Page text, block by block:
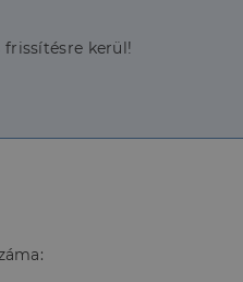
frissítésre kerül!
bejelentkezést és a